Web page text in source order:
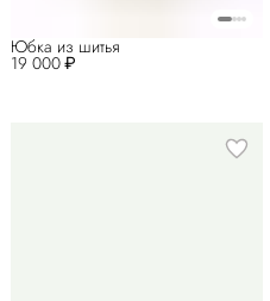
19 000 ₽
Юбка из шитья